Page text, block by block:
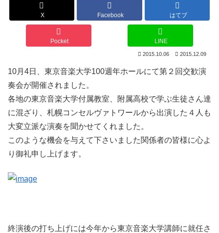
X Facebook はてブ
Pocket LINE
2015.10.06 2015.12.09
10月4日、東京音楽大学100週年ホールにて第２回交歓演
奏会が開催されました。
各地の東京音楽大学付属教室、附属高校で学ぶ生徒さん達
に混ざり、札幌コンセルヴァトワールから出演した４人も
大変立派な演奏を聞かせてくれました。
このような機会を与えて下さいました関係者の皆様に心よ
り御礼申し上げます。
終演後の打ち上げには今年から東京音楽大学講師に就任さ